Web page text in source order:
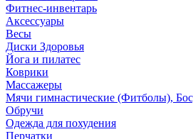
Фитнес-инвентарь
Аксессуары
Весы
Диски Здоровья
Йога и пилатес
Коврики
Массажеры
Мячи гимнастические (Фитболы),
Обручи
Одежда для похудения
Перчатки